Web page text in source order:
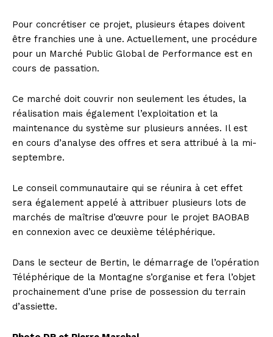
Pour concrétiser ce projet, plusieurs étapes doivent
être franchies une à une. Actuellement, une procédure
pour un Marché Public Global de Performance est en
cours de passation.
Ce marché doit couvrir non seulement les études, la
réalisation mais également l’exploitation et la
maintenance du système sur plusieurs années. Il est
en cours d’analyse des offres et sera attribué à la mi-
septembre.
Le conseil communautaire qui se réunira à cet effet
sera également appelé à attribuer plusieurs lots de
marchés de maîtrise d’œuvre pour le projet BAOBAB
en connexion avec ce deuxième téléphérique.
Dans le secteur de Bertin, le démarrage de l’opération
Téléphérique de la Montagne s’organise et fera l’objet
prochainement d’une prise de possession du terrain
d’assiette.